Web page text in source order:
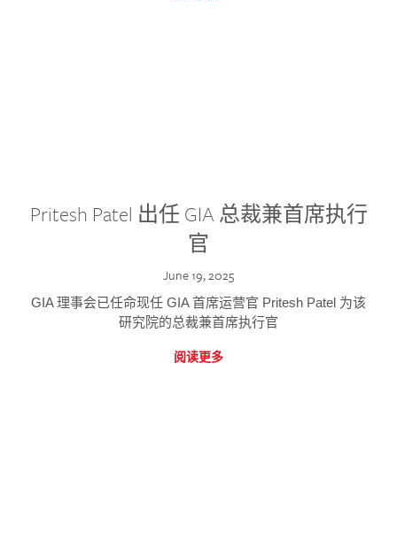
Pritesh Patel 出任 GIA 总裁兼首席执行
官
June 19, 2025
GIA 理事会已任命现任 GIA 首席运营官 Pritesh Patel 为该
研究院的总裁兼首席执行官
阅读更多